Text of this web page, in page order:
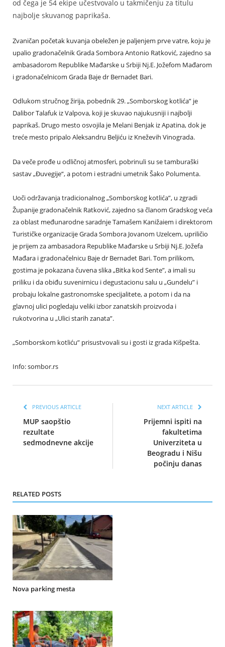
od čega je 54 ekipe učestvovalo u takmičenju za titulu
najbolje skuvanog paprikaša.
Zvaničan početak kuvanja obeležen je paljenjem prve vatre, koju je
upalio gradonačelnik Grada Sombora Antonio Ratković, zajedno sa
ambasadorom Republike Mađarske u Srbiji Nj.E. Jožefom Mađarom
i gradonačelnicom Grada Baje dr Bernadet Bari.
Odlukom stručnog žirija, pobednik 29. „Somborskog kotlića” je
Dalibor Talafuk iz Valpova, koji je skuvao najukusniji i najbolji
paprikaš. Drugo mesto osvojila je Melani Benjak iz Apatina, dok je
treće mesto pripalo Aleksandru Beljiću iz Kneževih Vinograda.
Da veče prođe u odličnoj atmosferi, pobrinuli su se tamburaški
sastav „Đuvegije“, a potom i estradni umetnik Šako Polumenta.
Uoči održavanja tradicionalnog „Somborskog kotlića”, u zgradi
Županije gradonačelnik Ratković, zajedno sa članom Gradskog veća
za oblast međunarodne saradnje Tamašem Kanižaiem i direktorom
Turističke organizacije Grada Sombora Jovanom Uzelcem, upriličio
je prijem za ambasadora Republike Mađarske u Srbiji Nj.E. Jožefa
Mađara i gradonačelnicu Baje dr Bernadet Bari. Tom prilikom,
gostima je pokazana čuvena slika „Bitka kod Sente”, a imali su
priliku i da obiđu suvenirnicu i degustacionu salu u „Gundelu” i
probaju lokalne gastronomske specijalitete, a potom i da na
glavnoj ulici pogledaju veliki izbor zanatskih proizvoda i
rukotvorina u „Ulici starih zanata”.
„Somborskom kotliću” prisustvovali su i gosti iz grada Kišpešta.
Info: sombor.rs
PREVIOUS ARTICLE
MUP saopštio
rezultate
sedmodnevne akcije
NEXT ARTICLE
Prijemni ispiti na
fakultetima
Univerziteta u
Beogradu i Nišu
počinju danas
RELATED POSTS
Nova parking mesta